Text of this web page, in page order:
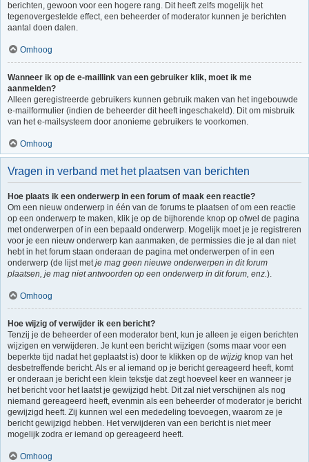
berichten, gewoon voor een hogere rang. Dit heeft zelfs mogelijk het
tegenovergestelde effect, een beheerder of moderator kunnen je berichten
aantal doen dalen.
Omhoog
Wanneer ik op de e-maillink van een gebruiker klik, moet ik me
aanmelden?
Alleen geregistreerde gebruikers kunnen gebruik maken van het ingebouwde
e-mailformulier (indien de beheerder dit heeft ingeschakeld). Dit om misbruik
van het e-mailsysteem door anonieme gebruikers te voorkomen.
Omhoog
Vragen in verband met het plaatsen van berichten
Hoe plaats ik een onderwerp in een forum of maak een reactie?
Om een nieuw onderwerp in één van de forums te plaatsen of om een reactie
op een onderwerp te maken, klik je op de bijhorende knop op ofwel de pagina
met onderwerpen of in een bepaald onderwerp. Mogelijk moet je je registreren
voor je een nieuw onderwerp kan aanmaken, de permissies die je al dan niet
hebt in het forum staan onderaan de pagina met onderwerpen of in een
onderwerp (de lijst metje mag geen nieuwe onderwerpen in dit forum
plaatsen, je mag niet antwoorden op een onderwerp in dit forum, enz.).
Omhoog
Hoe wijzig of verwijder ik een bericht?
Tenzij je de beheerder of een moderator bent, kun je alleen je eigen berichten
wijzigen en verwijderen. Je kunt een bericht wijzigen (soms maar voor een
beperkte tijd nadat het geplaatst is) door te klikken op de wijzig knop van het
desbetreffende bericht. Als er al iemand op je bericht gereageerd heeft, komt
er onderaan je bericht een klein tekstje dat zegt hoeveel keer en wanneer je
het bericht voor het laatst je gewijzigd hebt. Dit zal niet verschijnen als nog
niemand gereageerd heeft, evenmin als een beheerder of moderator je bericht
gewijzigd heeft. Zij kunnen wel een mededeling toevoegen, waarom ze je
bericht gewijzigd hebben. Het verwijderen van een bericht is niet meer
mogelijk zodra er iemand op gereageerd heeft.
Omhoog